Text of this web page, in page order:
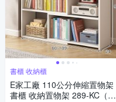
書櫃 收納櫃
E家工廠 110公分伸縮置物架
書櫃 收納置物架 289-KC（白